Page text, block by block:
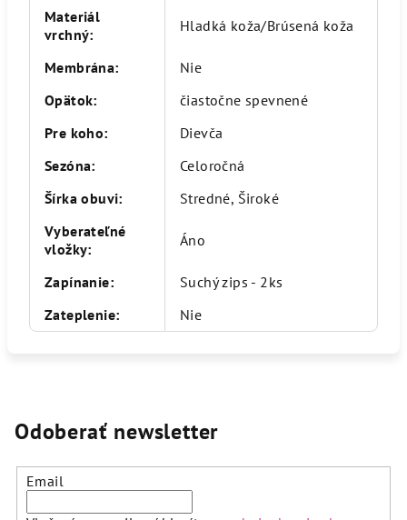
Materiál
vrchný: Hladká koža/Brúsená koža
Membrána:
Nie
Opätok:
čiastočne spevnené
Pre koho:
Dievča
Sezóna:
Celoročná
Šírka obuvi:
Stredné, Široké
Vyberateľné
vložky: Áno
Zapínanie:
Suchý zips - 2ks
Zateplenie: Nie
Odoberať newsletter
Email